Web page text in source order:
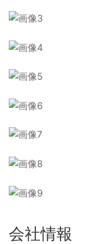
会社情報